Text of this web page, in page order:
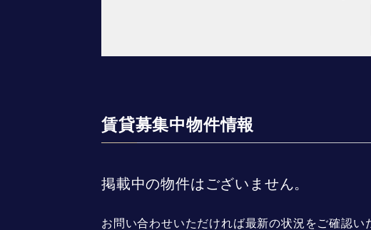
賃貸募集中物件情報
掲載中の物件はございません。
お問い合わせいただければ最新の状況をご確認い